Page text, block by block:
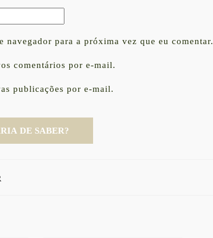
navegador para a próxima vez que eu comentar.
comentários por e-mail.
publicações por e-mail.